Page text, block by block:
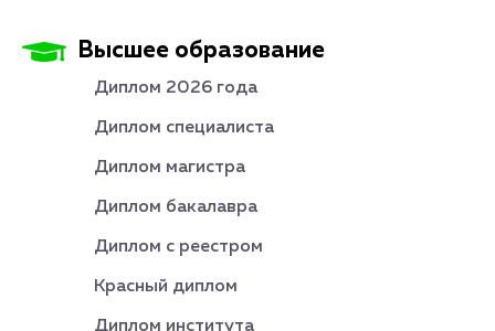
Высшее образование
Диплом 2026 года
Диплом специалиста
Диплом магистра
Диплом бакалавра
Диплом с реестром
Красный диплом
Диплом института